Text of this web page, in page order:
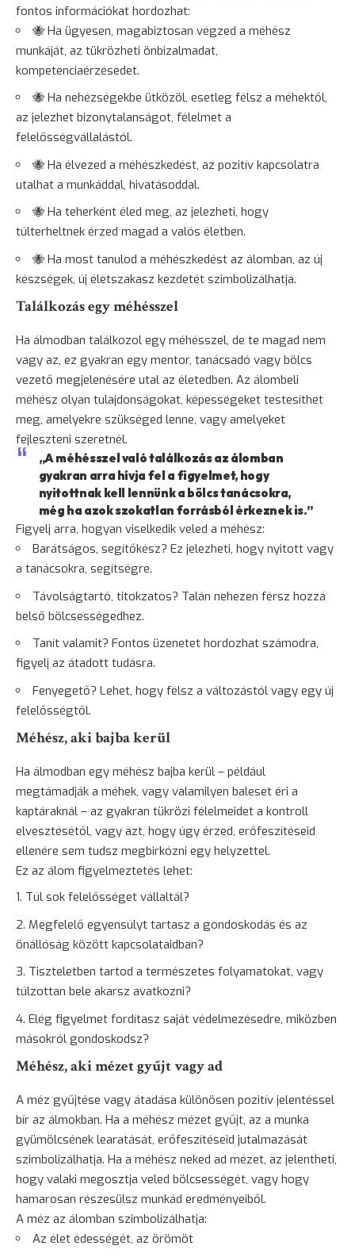
fontos információkat hordozhat:
🐝 Ha ügyesen, magabiztosan végzed a méhész
munkáját, az tükrözheti önbizalmadat,
kompetenciaérzésedet.
🐝 Ha nehézségekbe ütközöl, esetleg félsz a méhektől,
az jelezhet bizonytalanságot, félelmet a
felelősségvállalástól.
🐝 Ha élvezed a méhészkedést, az pozitív kapcsolatra
utalhat a munkáddal, hivatásoddal.
🐝 Ha teherként éled meg, az jelezheti, hogy
túlterheltnek érzed magad a valós életben.
🐝 Ha most tanulod a méhészkedést az álomban, az új
készségek, új életszakasz kezdetét szimbolizálhatja.
Találkozás egy méhésszel
Ha álmodban találkozol egy méhésszel, de te magad nem
vagy az, ez gyakran egy mentor, tanácsadó vagy bölcs
vezető megjelenésére utal az életedben. Az álombeli
méhész olyan tulajdonságokat, képességeket testesíthet
meg, amelyekre szükséged lenne, vagy amelyeket
fejleszteni szeretnél.
„A méhésszel való találkozás az álomban
gyakran arra hívja fel a figyelmet, hogy
nyitottnak kell lennünk a bölcs tanácsokra,
még ha azok szokatlan forrásból érkeznek is.”
Figyelj arra, hogyan viselkedik veled a méhész:
Barátságos, segítőkész? Ez jelezheti, hogy nyitott vagy
a tanácsokra, segítségre.
Távolságtartó, titokzatos? Talán nehezen férsz hozzá
belső bölcsességedhez.
Tanít valamit? Fontos üzenetet hordozhat számodra,
figyelj az átadott tudásra.
Fenyegető? Lehet, hogy félsz a változástól vagy egy új
felelősségtől.
Méhész, aki bajba kerül
Ha álmodban egy méhész bajba kerül – például
megtámadják a méhek, vagy valamilyen baleset éri a
kaptáraknál – az gyakran tükrözi félelmeidet a kontroll
elvesztésétől, vagy azt, hogy úgy érzed, erőfeszítéseid
ellenére sem tudsz megbirkózni egy helyzettel.
Ez az álom figyelmeztetés lehet:
Túl sok felelősséget vállaltál?
Megfelelő egyensúlyt tartasz a gondoskodás és az
önállóság között kapcsolataidban?
Tiszteletben tartod a természetes folyamatokat, vagy
túlzottan bele akarsz avatkozni?
Elég figyelmet fordítasz saját védelmezésedre, miközben
másokról gondoskodsz?
Méhész, aki mézet gyűjt vagy ad
A méz gyűjtése vagy átadása különösen pozitív jelentéssel
bír az álmokban. Ha a méhész mézet gyűjt, az a munka
gyümölcsének learatását, erőfeszítéseid jutalmazását
szimbolizálhatja. Ha a méhész neked ad mézet, az jelentheti,
hogy valaki megosztja veled bölcsességét, vagy hogy
hamarosan részesülsz munkád eredményeiből.
A méz az álomban szimbolizálhatja:
Az élet édességét, az örömöt